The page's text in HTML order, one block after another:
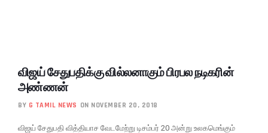
விஜய் சேதுபதிக்கு வில்லனாகும் பிரபல நடிகரின்
அண்ணன்
BY G TAMIL NEWS ON NOVEMBER 20, 2018
விஜய் சேதுபதி வித்தியாச வேடமேற்று டிசம்பர் 20 அன்று உலகமெங்கும்